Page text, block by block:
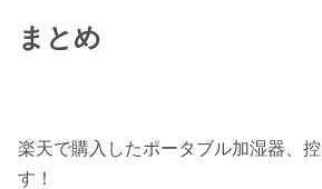
まとめ
楽天で購入したポータブル加湿器、
す！